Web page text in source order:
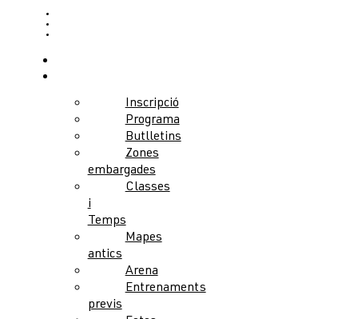
Inscripció
Programa
Butlletins
Zones
embargades
Classes
i
Temps
Mapes
antics
Arena
Entrenaments
previs